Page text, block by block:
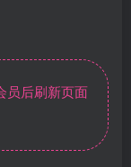
后刷新页面